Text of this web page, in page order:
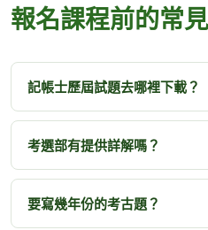
報名課程前的常
記帳士歷屆試題去哪裡下載？
考選部有提供詳解嗎？
要寫幾年份的考古題？